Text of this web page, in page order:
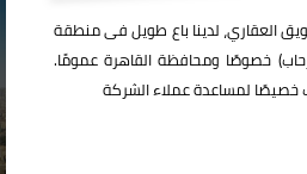
العقاري، لدينا باع طويل فى منطقة
) خصوصًا ومحافظة القاهرة عمومًا.
لمساعدة عملاء الشركة